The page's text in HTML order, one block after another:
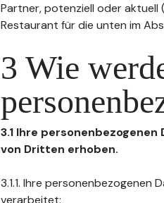
Partner, potenziell oder
Restaurant für die unten im
3 Wie
3.1 Ihre
von Dritten erhoben.
3.1.1. Ihre
verarbeitet: